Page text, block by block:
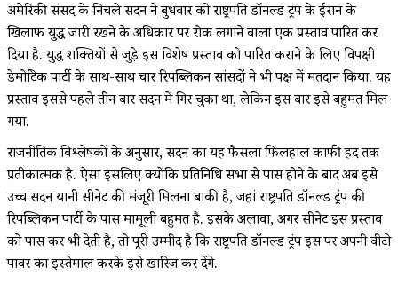
अमेरिकी संसद के निचले सदन ने बुधवार को राष्ट्रपति डॉनल्ड ट्रंप के ईरान के
खिलाफ युद्ध जारी रखने के अधिकार पर रोक लगाने वाला एक प्रस्ताव पारित कर
दिया है. युद्ध शक्तियों से जुड़े इस विशेष प्रस्ताव को पारित कराने के लिए विपक्षी
डेमोक्रेटिक पार्टी के साथ-साथ चार रिपब्लिकन सांसदों ने भी पक्ष में मतदान किया. यह
प्रस्ताव इससे पहले तीन बार सदन में गिर चुका था, लेकिन इस बार इसे बहुमत मिल
गया.
राजनीतिक विश्लेषकों के अनुसार, सदन का यह फैसला फिलहाल काफी हद तक
प्रतीकात्मक है. ऐसा इसलिए क्योंकि प्रतिनिधि सभा से पास होने के बाद अब इसे
उच्च सदन यानी सीनेट की मंजूरी मिलना बाकी है, जहां राष्ट्रपति डॉनल्ड ट्रंप की
रिपब्लिकन पार्टी के पास मामूली बहुमत है. इसके अलावा, अगर सीनेट इस प्रस्ताव
को पास कर भी देती है, तो पूरी उम्मीद है कि राष्ट्रपति डॉनल्ड ट्रंप इस पर अपनी वीटो
पावर का इस्तेमाल करके इसे खारिज कर देंगे.